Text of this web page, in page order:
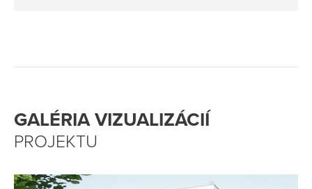
GALÉRIA VIZUALIZÁCIÍ
PROJEKTU